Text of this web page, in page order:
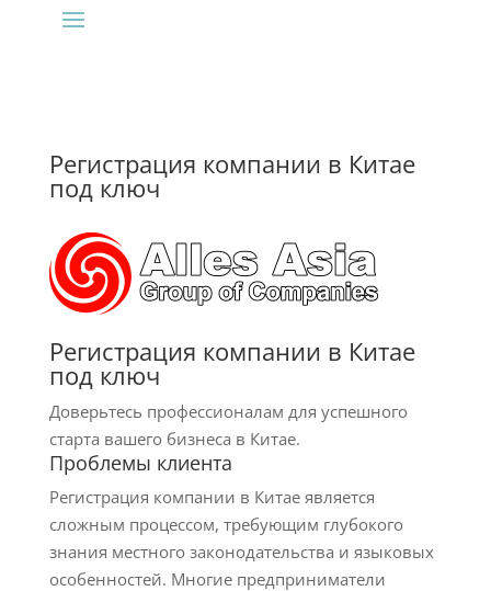
Регистрация компании в Китае
под ключ
Регистрация компании в Китае
под ключ
Доверьтесь профессионалам для успешного
старта вашего бизнеса в Китае.
Проблемы клиента
Регистрация компании в Китае является
сложным процессом, требующим глубокого
знания местного законодательства и языковых
особенностей. Многие предприниматели